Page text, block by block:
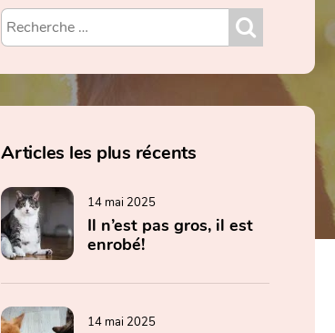
Articles les plus récents
14 mai 2025
Il n’est pas gros, il est
enrobé!
14 mai 2025